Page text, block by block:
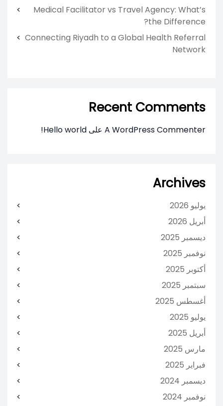
Medical Facilitator vs Travel Agency: What’s
the Difference?
Connecting Riyadh to a Global Health Referral
Network
Recent Comments
A WordPress Commenter على Hello world!
Archives
يوليو 2026
أبريل 2026
ديسمبر 2025
نوفمبر 2025
أكتوبر 2025
سبتمبر 2025
أغسطس 2025
يوليو 2025
أبريل 2025
مارس 2025
فبراير 2025
ديسمبر 2024
نوفمبر 2024